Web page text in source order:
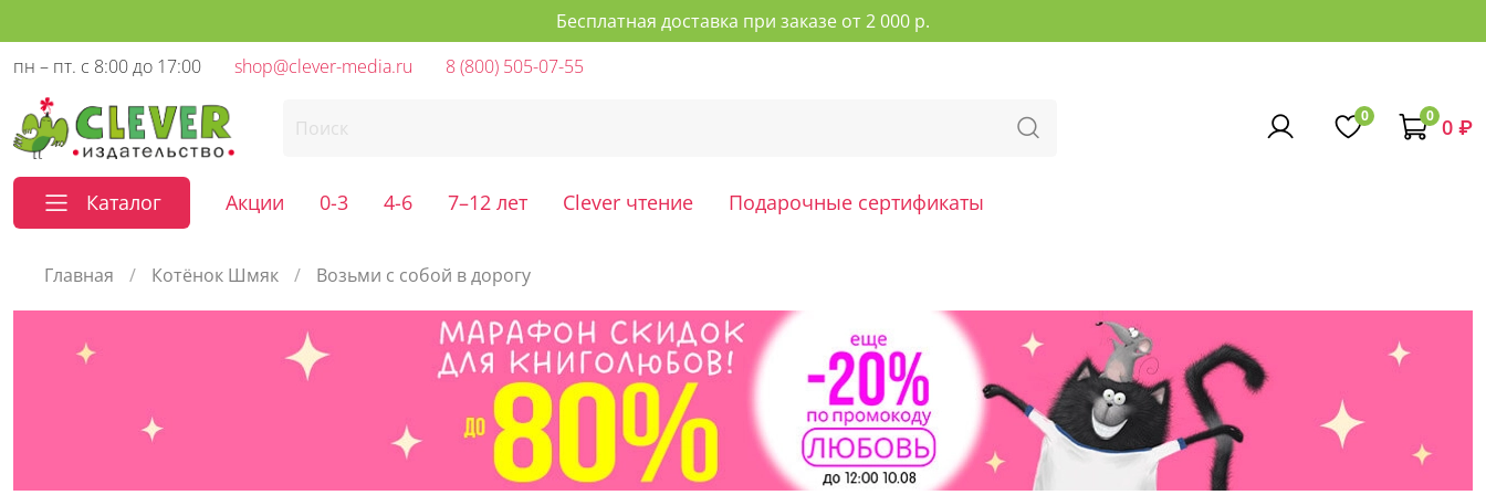
Бесплатная доставка при заказе от 2 000 р.
пн – пт. с 8:00 до 17:00
shop@clever-media.ru 8 (800) 505-07-55
0 0 0 ₽
Каталог Акции 0-3 4-6 7–12 лет Clever чтение Подарочные сертификаты
Главная Котёнок Шмяк Возьми с собой в дорогу